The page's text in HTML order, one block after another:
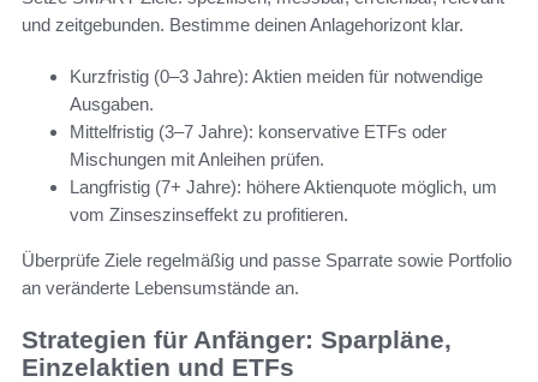
und zeitgebunden. Bestimme deinen Anlagehorizont klar.
Kurzfristig (0–3 Jahre): Aktien meiden für notwendige
Ausgaben.
Mittelfristig (3–7 Jahre): konservative ETFs oder
Mischungen mit Anleihen prüfen.
Langfristig (7+ Jahre): höhere Aktienquote möglich, um
vom Zinseszinseffekt zu profitieren.
Überprüfe Ziele regelmäßig und passe Sparrate sowie Portfolio
an veränderte Lebensumstände an.
Strategien für Anfänger: Sparpläne,
Einzelaktien und ETFs